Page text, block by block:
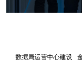
数据局运营中心建设